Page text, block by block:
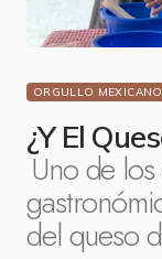
ORGULLO MEXICANO
¿Y El
Uno de
del queso